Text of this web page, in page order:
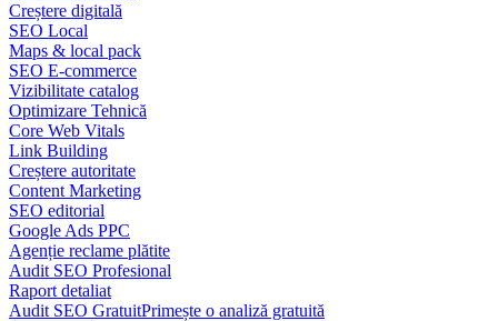
Creștere digitală
SEO Local
Maps & local pack
SEO E-commerce
Vizibilitate catalog
Optimizare Tehnică
Core Web Vitals
Link Building
Creștere autoritate
Content Marketing
SEO editorial
Google Ads PPC
Agenție reclame plătite
Audit SEO Profesional
Raport detaliat
Audit SEO GratuitPrimește o analiză gratuită